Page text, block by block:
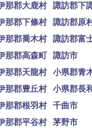
那郡大鹿村
諏訪郡下
那郡下條村
諏訪郡原
那郡喬木村
諏訪郡富
那郡高森町
諏訪市
那郡天龍村
小県郡青
那郡豊丘村
小県郡長
那郡根羽村
千曲市
那郡平谷村
茅野市